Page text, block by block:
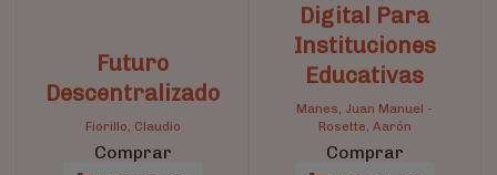
Futuro
Descentralizado
Fiorillo, Claudio
Comprar
Digital Para
Instituciones
Educativas
Manes, Juan Manuel -
Rosette, Aarón
Comprar